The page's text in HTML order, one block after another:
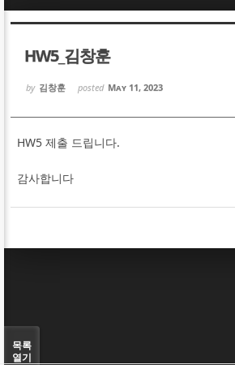
HW5_김창훈
by 김창훈 posted May 11, 2023
HW5 제출 드립니다.
감사합니다
목록
열기
Sketchbook5, 스케치북5
Sketchbook5, 스케치북5
Sketchbook5, 스케치북5
Sketchbook5, 스케치북5